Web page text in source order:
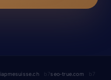
iapmesuisse.ch
seo-true.com